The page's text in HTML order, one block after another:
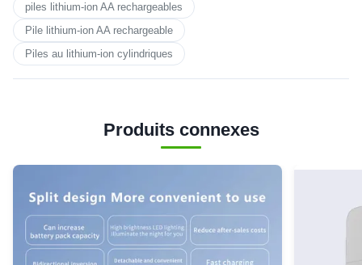
piles lithium-ion AA rechargeables
Pile lithium-ion AA rechargeable
Piles au lithium-ion cylindriques
Produits connexes